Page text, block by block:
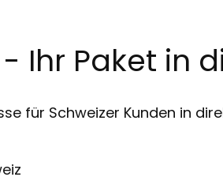
Ihr Paket in
für Schweizer Kunden in